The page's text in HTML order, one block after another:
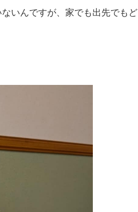
いんですが、家でも出先でもど